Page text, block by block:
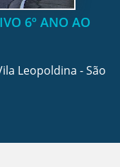
6º ANO AO
Leopoldina - São